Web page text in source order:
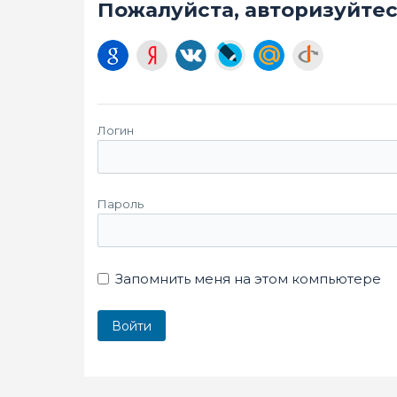
Пожалуйста,
Логин
Пароль
Запомнить меня на этом компьютере